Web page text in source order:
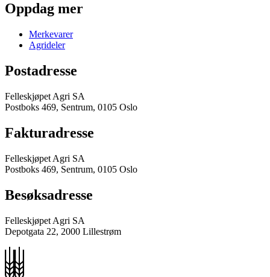
Oppdag mer
Merkevarer
Agrideler
Postadresse
Felleskjøpet Agri SA
Postboks 469, Sentrum, 0105 Oslo
Fakturadresse
Felleskjøpet Agri SA
Postboks 469, Sentrum, 0105 Oslo
Besøksadresse
Felleskjøpet Agri SA
Depotgata 22, 2000 Lillestrøm